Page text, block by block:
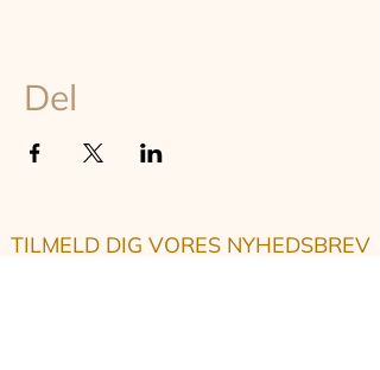
Del
TILMELD DIG VORES NYHEDSBREV